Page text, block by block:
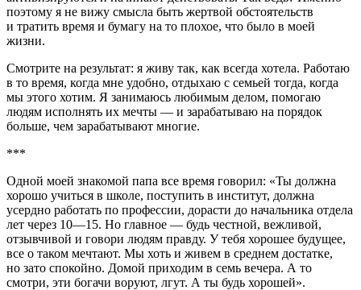
поэтому я не вижу смысла быть жертвой обстоятельств
и тратить время и бумагу на то плохое, что было в моей
жизни.
Смотрите на результат: я живу так, как всегда хотела. Работаю
в то время, когда мне удобно, отдыхаю с семьей тогда, когда
мы этого хотим. Я занимаюсь любимым делом, помогаю
людям исполнять их мечты — и зарабатываю на порядок
больше, чем зарабатывают многие.
***
Одной моей знакомой папа все время говорил: «Ты должна
хорошо учиться в школе, поступить в институт, должна
усердно работать по профессии, дорасти до начальника отдела
лет через 10—15. Но главное — будь честной, вежливой,
отзывчивой и говори людям правду. У тебя хорошее будущее,
все о таком мечтают. Мы хоть и живем в среднем достатке,
но зато спокойно. Домой приходим в семь вечера. А то
смотри, эти богачи воруют, лгут. А ты будь хорошей».